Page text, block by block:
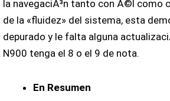
la navegaciÃ³n tanto con Ã©l como
de la «fluidez» del sistema, esta
depurado y le falta alguna
N900 tenga el 8 o el 9 de nota.
En Resumen